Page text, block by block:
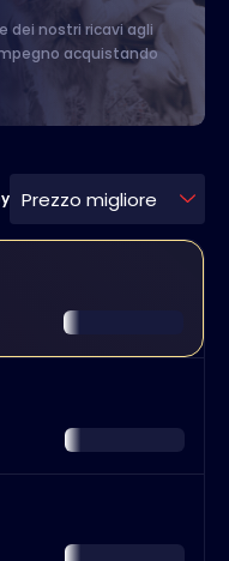
dei nostri ricavi agli
acquistando
Prezzo migliore